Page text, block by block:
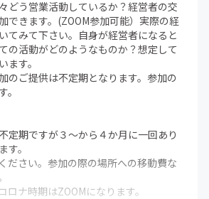
どう営業活動しているか？経営者の交
できます。(ZOOM参加可能）実際の経
てみて下さい。自身が経営者になると
の活動がどのようなものか？想定して
ます。
のご提供は不定期となります。参加の
定期ですが３～から４か月に一回あり
す。
ださい。参加の際の場所への移動費な
ロナ時期はZOOMになります。